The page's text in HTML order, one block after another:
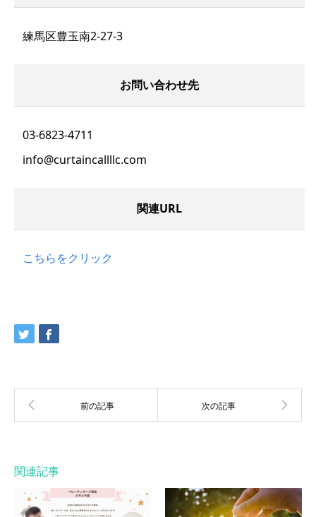
練馬区豊玉南2-27-3
お問い合わせ先
03-6823-4711
info@curtaincallllc.com
関連URL
こちらをクリック
関連記事